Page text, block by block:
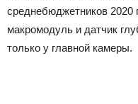
среднебюджетников 2020
макромодуль и датчик
только у главной камеры.